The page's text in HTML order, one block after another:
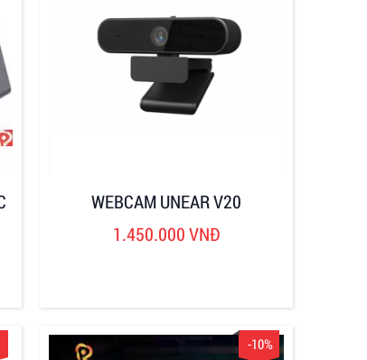
WEBCAM UNEAR V20
1.450.000 VNĐ
-10%